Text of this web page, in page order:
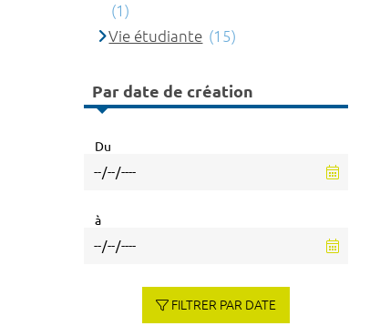
(1)
Vie étudiante (15)
Par date de création
Du
à
FILTRER PAR DATE